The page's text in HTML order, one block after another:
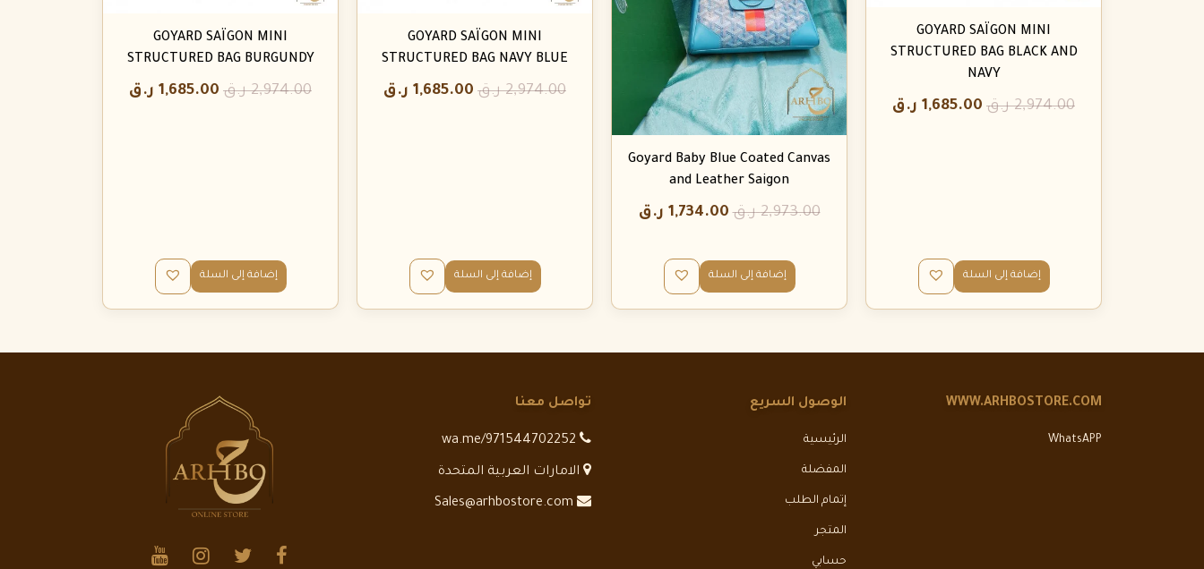
GOYARD SAÏGON MINI
STRUCTURED BAG BLACK AND
NAVY
2,974.00 ر.ق 1,685.00 ر.ق
إضافة إلى السلة
Goyard Baby Blue Coated Canvas
and Leather Saigon
2,973.00 ر.ق 1,734.00 ر.ق
إضافة إلى السلة
GOYARD SAÏGON MINI
STRUCTURED BAG NAVY BLUE
2,974.00 ر.ق 1,685.00 ر.ق
إضافة إلى السلة
GOYARD SAÏGON MINI
STRUCTURED BAG BURGUNDY
2,974.00 ر.ق 1,685.00 ر.ق
إضافة إلى السلة
WWW.ARHBOSTORE.COM
WhatsAPP
الوصول السريع
الرئيسية
المفضلة
إتمام الطلب
المتجر
حسابي
تواصل معنا
الامارات العربية المتحدة